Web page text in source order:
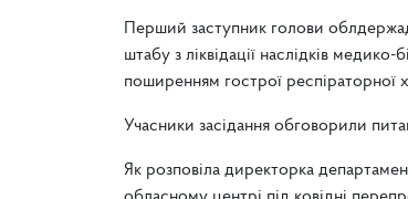
Перший заступник голови
штабу з ліквідації наслідків
поширенням гострої респіраторної
Учасники засідання обговорили
Як розповіла директорка